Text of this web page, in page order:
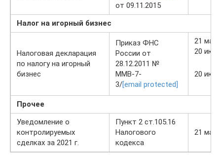
от 09.11.2015
Налог на игорный бизнес
Налоговая декларация
по налогу на игорный
бизнес
Приказ ФНС
России от
28.12.2011 №
ММВ-7-
3/[email protected]
21 мая
20
20
Прочее
Уведомление о
контролируемых
сделках за 2021 г.
Пункт 2 ст.105.16
Налогового
кодекса
21 мая